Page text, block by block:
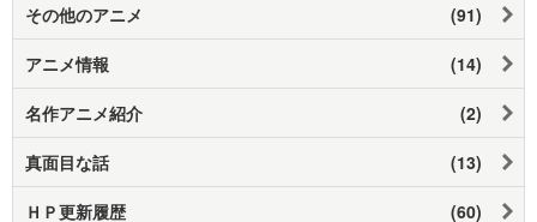
その他のアニメ (91)
アニメ情報 (14)
名作アニメ紹介 (2)
真面目な話 (13)
ＨＰ更新履歴 (60)